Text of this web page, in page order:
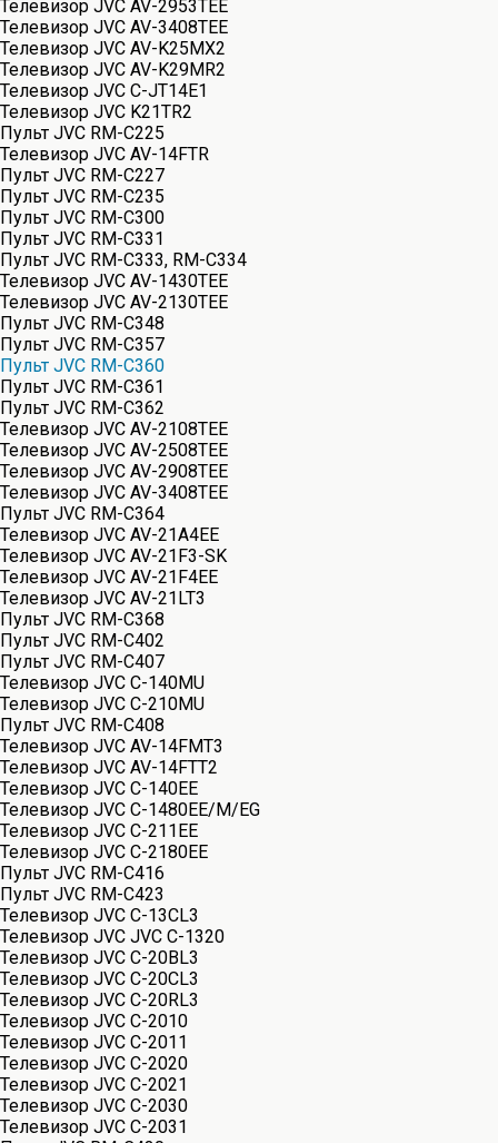
Телевизор JVC AV-2953TEE
Телевизор JVC AV-3408TEE
Телевизор JVC AV-K25MX2
Телевизор JVC AV-K29MR2
Телевизор JVC C-JT14E1
Телевизор JVC K21TR2
Пульт JVC RM-C225
Телевизор JVC AV-14FTR
Пульт JVC RM-C227
Пульт JVC RM-C235
Пульт JVC RM-C300
Пульт JVC RM-C331
Пульт JVC RM-C333, RM-C334
Телевизор JVC AV-1430TEE
Телевизор JVC AV-2130TEE
Пульт JVC RM-C348
Пульт JVC RM-C357
Пульт JVC RM-C360
Пульт JVC RM-C361
Пульт JVC RM-C362
Телевизор JVC AV-2108TEE
Телевизор JVC AV-2508TEE
Телевизор JVC AV-2908TEE
Телевизор JVC AV-3408TEE
Пульт JVC RM-C364
Телевизор JVC AV-21A4EE
Телевизор JVC AV-21F3-SK
Телевизор JVC AV-21F4EE
Телевизор JVC AV-21LT3
Пульт JVC RM-C368
Пульт JVC RM-C402
Пульт JVC RM-C407
Телевизор JVC C-140MU
Телевизор JVC C-210MU
Пульт JVC RM-C408
Телевизор JVC AV-14FMT3
Телевизор JVC AV-14FTT2
Телевизор JVC C-140EE
Телевизор JVC C-1480EE/M/EG
Телевизор JVC C-211EE
Телевизор JVC C-2180EE
Пульт JVC RM-C416
Пульт JVC RM-C423
Телевизор JVC C-13CL3
Телевизор JVC JVC C-1320
Телевизор JVC C-20BL3
Телевизор JVC C-20CL3
Телевизор JVC C-20RL3
Телевизор JVC C-2010
Телевизор JVC C-2011
Телевизор JVC C-2020
Телевизор JVC C-2021
Телевизор JVC C-2030
Телевизор JVC C-2031